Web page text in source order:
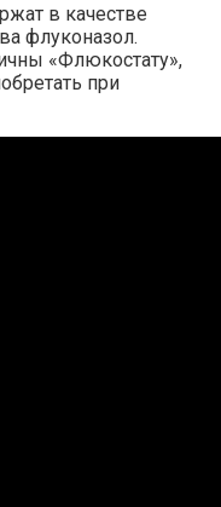
в качестве
флуконазол.
«Флюкостату»,
при